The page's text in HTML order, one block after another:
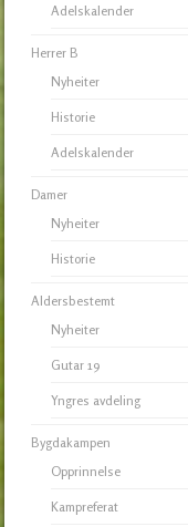
Adelskalender
Herrer B
Nyheiter
Historie
Adelskalender
Damer
Nyheiter
Historie
Aldersbestemt
Nyheiter
Gutar 19
Yngres avdeling
Bygdakampen
Opprinnelse
Kampreferat